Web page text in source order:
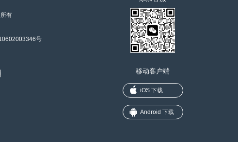
有
号
移动客户端
iOS 下载
Android 下载